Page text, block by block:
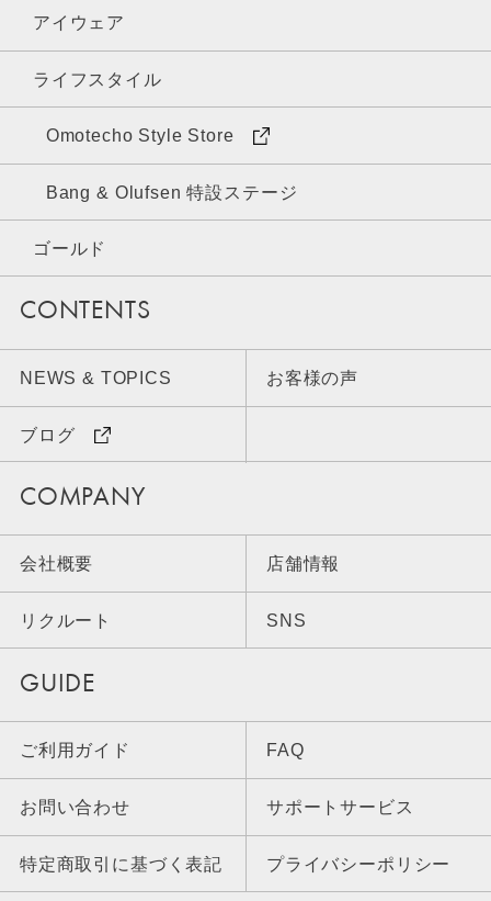
アイウェア
ライフスタイル
Omotecho Style Store
Bang & Olufsen 特設ステージ
ゴールド
CONTENTS
NEWS & TOPICS お客様の声
ブログ
COMPANY
会社概要 店舗情報
リクルート SNS
GUIDE
ご利用ガイド FAQ
お問い合わせ サポートサービス
特定商取引に基づく表記 プライバシーポリシー